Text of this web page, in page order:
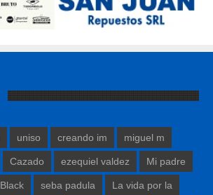
uniso creando im miguel m
Cazado ezequiel valdez Mi padre
Black seba padula La vida por la